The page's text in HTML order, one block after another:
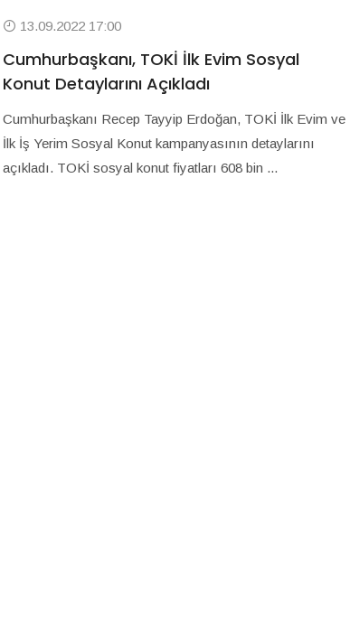
13.09.2022 17:00
Cumhurbaşkanı, TOKİ İlk Evim Sosyal
Konut Detaylarını Açıkladı
Cumhurbaşkanı Recep Tayyip Erdoğan, TOKİ İlk Evim ve
İlk İş Yerim Sosyal Konut kampanyasının detaylarını
açıkladı. TOKİ sosyal konut fiyatları 608 bin ...